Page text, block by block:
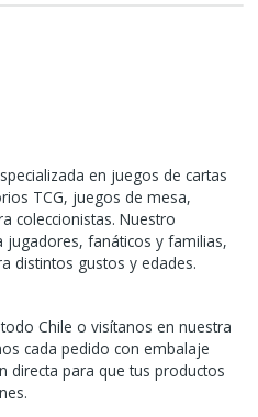
en juegos de cartas
TCG, juegos de mesa,
coleccionistas. Nuestro
fanáticos y familias,
distintos gustos y edades.
Chile o visítanos en nuestra
cada pedido con embalaje
directa para que tus productos